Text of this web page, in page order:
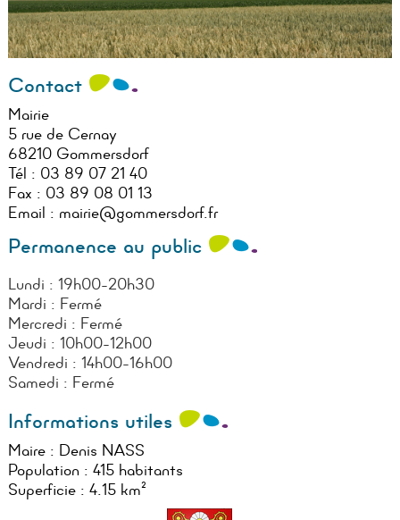
Contact
Mairie
5 rue de Cernay
68210 Gommersdorf
Tél : 03 89 07 21 40
Fax : 03 89 08 01 13
Email : mairie@gommersdorf.fr
Permanence au public
Lundi : 19h00-20h30
Mardi : Fermé
Mercredi : Fermé
Jeudi : 10h00-12h00
Vendredi : 14h00-16h00
Samedi : Fermé
Informations utiles
Maire : Denis NASS
Population : 415 habitants
Superficie : 4.15 km²